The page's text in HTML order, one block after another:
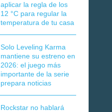
aplicar la regla de los
12 °C para regular la
temperatura de tu casa
Solo Leveling Karma
mantiene su estreno en
2026: el juego más
importante de la serie
prepara noticias
Rockstar no hablará